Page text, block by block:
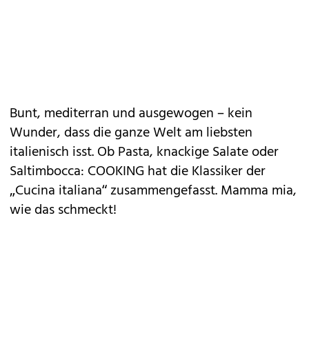
Bunt, mediterran und ausgewogen – kein
Wunder, dass die ganze Welt am liebsten
italienisch isst. Ob Pasta, knackige Salate oder
Saltimbocca: COOKING hat die Klassiker der
„Cucina italiana“ zusammengefasst. Mamma mia,
wie das schmeckt!